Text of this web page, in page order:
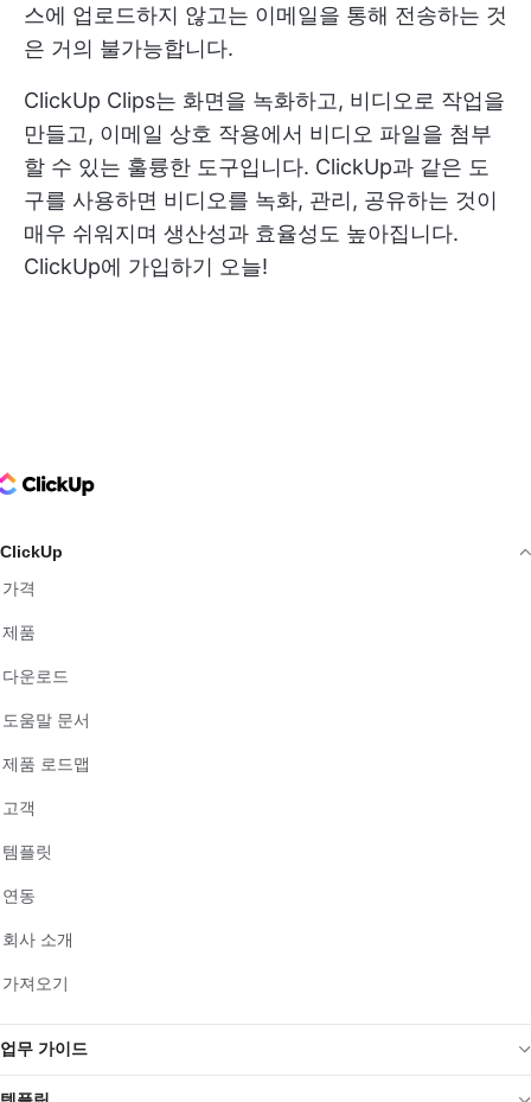
스에 업로드하지 않고는 이메일을 통해 전송하는 것
은 거의 불가능합니다.
ClickUp Clips는 화면을 녹화하고, 비디오로 작업을
만들고, 이메일 상호 작용에서 비디오 파일을 첨부
할 수 있는 훌륭한 도구입니다. ClickUp과 같은 도
구를 사용하면 비디오를 녹화, 관리, 공유하는 것이
매우 쉬워지며 생산성과 효율성도 높아집니다.
ClickUp에 가입하기 오늘!
Logo
ClickUp
가격
제품
다운로드
도움말 문서
제품 로드맵
고객
템플릿
연동
회사 소개
가져오기
업무 가이드